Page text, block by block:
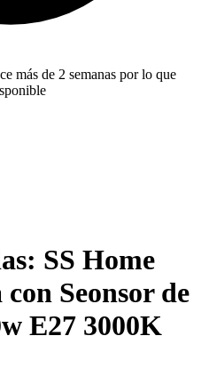
más de 2 semanas por lo que
SS Home
Seonsor de
E27 3000K